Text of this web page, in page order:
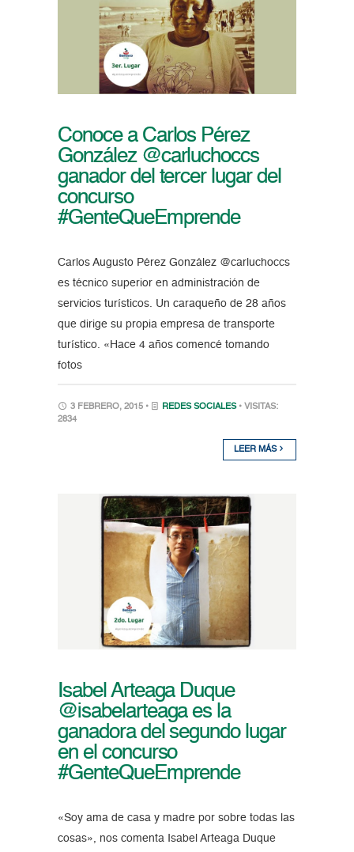
Conoce a Carlos Pérez
González @carluchoccs
ganador del tercer lugar del
concurso
#GenteQueEmprende
Carlos Augusto Pérez González @carluchoccs
es técnico superior en administración de
servicios turísticos. Un caraqueño de 28 años
que dirige su propia empresa de transporte
turístico. «Hace 4 años comencé tomando
fotos
3 FEBRERO, 2015 • REDES SOCIALES • VISITAS:
2834
LEER MÁS
Isabel Arteaga Duque
@isabelarteaga es la
ganadora del segundo lugar
en el concurso
#GenteQueEmprende
«Soy ama de casa y madre por sobre todas las
cosas», nos comenta Isabel Arteaga Duque